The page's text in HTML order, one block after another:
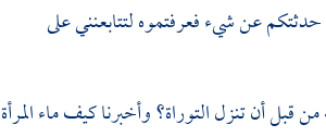
عن شيء فعرفتموه لتتابعنني على
أن تنزل التوراة؟ وأخبرنا كيف ماء المرأة